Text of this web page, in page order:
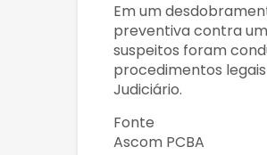
Em um
preventiva contra
suspeitos foram
procedimentos
Judiciário.
Fonte
Ascom PCBA